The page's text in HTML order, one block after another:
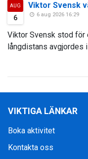
AUG
6
Viktor Svensk
6 aug 2026 16:29
Viktor Svensk stod för
långdistans avgjordes
VIKTIGA LÄNKAR
Boka aktivitet
Kontakta oss